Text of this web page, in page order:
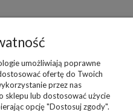
umożliwiają poprawne
ofertę do Twoich
przez nas
sklepu lub dostosować użycie
opcję "Dostosuj zgody".